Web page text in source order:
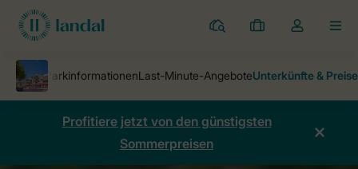
Ferienparks
Meine
Dropdown-
meines
öffnen
Profitiere jetzt von den günstigsten
Sommerpreisen